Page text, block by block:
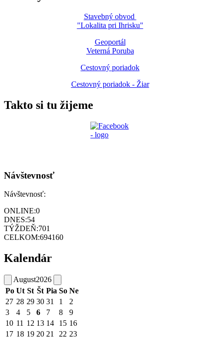
Stavebný obvod
"Lokalita pri Ihrisku"
Geoportál
Veterná Poruba
Cestovný poriadok
Cestovný poriadok - Žiar
Takto si tu žijeme
Návštevnosť
Návštevnosť:
ONLINE:0
DNES:54
TÝŽDEŇ:701
CELKOM:694160
Kalendár
August2026
Po Ut St Št Pia So Ne
27 28 29 30 31 1
2
3
4 5 6 7 8
9
10 11 12 13 14 15 16
17 18 19 20 21 22 23